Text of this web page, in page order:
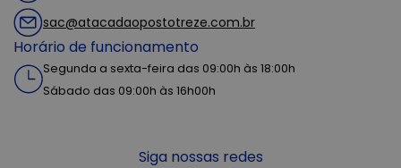
sac@atacadaopostotreze.com.br
Horário de funcionamento
Segunda a sexta-feira das 09:00h às 18:00h
Sábado das 09:00h às 16h00h
Siga nossas redes